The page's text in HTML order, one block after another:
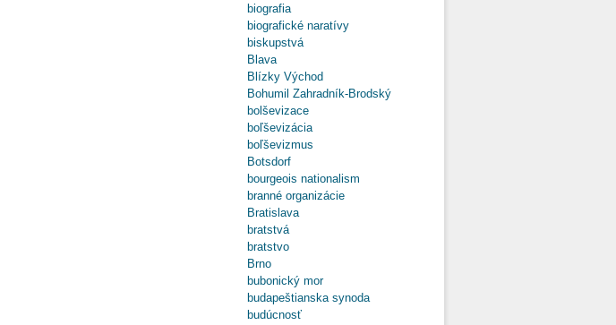
biografia
biografické naratívy
biskupstvá
Blava
Blízky Východ
Bohumil Zahradník-Brodský
bolševizace
boľševizácia
boľševizmus
Botsdorf
bourgeois nationalism
branné organizácie
Bratislava
bratstvá
bratstvo
Brno
bubonický mor
budapeštianska synoda
budúcnosť